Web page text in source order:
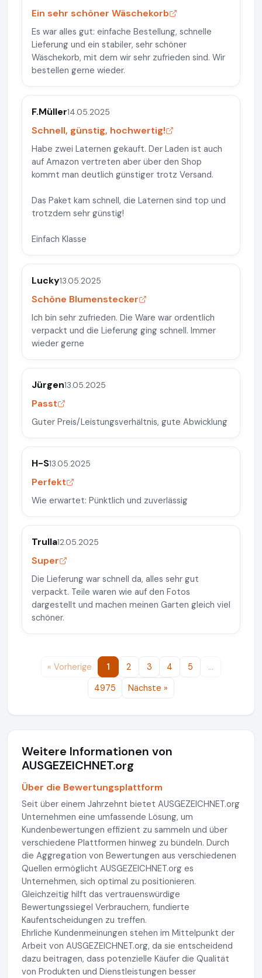
Ein sehr schöner Wäschekorb
Es war alles gut: einfache Bestellung, schnelle
Lieferung und ein stabiler, sehr schöner
Wäschekorb, mit dem wir sehr zufrieden sind. Wir
bestellen gerne wieder.
F.Müller14.05.2025
Schnell, günstig, hochwertig!
Habe zwei Laternen gekauft. Der Laden ist auch
auf Amazon vertreten aber über den Shop
kommt man deutlich günstiger trotz Versand.
Das Paket kam schnell, die Laternen sind top und
trotzdem sehr günstig!
Einfach Klasse
Lucky13.05.2025
Schöne Blumenstecker
Ich bin sehr zufrieden. Die Ware war ordentlich
verpackt und die Lieferung ging schnell. Immer
wieder gerne
Jürgen13.05.2025
Passt
Guter Preis/Leistungsverhältnis, gute Abwicklung
H-S13.05.2025
Perfekt
Wie erwartet: Pünktlich und zuverlässig
Trulla12.05.2025
Super
Die Lieferung war schnell da, alles sehr gut
verpackt. Teile waren wie auf den Fotos
dargestellt und machen meinen Garten gleich viel
schöner.
« Vorherige 1 2 3 4 5
…
4975
Nächste »
Weitere Informationen von
AUSGEZEICHNET.org
Über die Bewertungsplattform
Seit über einem Jahrzehnt bietet AUSGEZEICHNET.org
Unternehmen eine umfassende Lösung, um
Kundenbewertungen effizient zu sammeln und über
verschiedene Plattformen hinweg zu bündeln. Durch
die Aggregation von Bewertungen aus verschiedenen
Quellen ermöglicht AUSGEZEICHNET.org es
Unternehmen, sich optimal zu positionieren.
Gleichzeitig hilft das vertrauenswürdige
Bewertungssiegel Verbrauchern, fundierte
Kaufentscheidungen zu treffen.
Ehrliche Kundenmeinungen stehen im Mittelpunkt der
Arbeit von AUSGEZEICHNET.org, da sie entscheidend
dazu beitragen, dass potenzielle Käufer die Qualität
von Produkten und Dienstleistungen besser